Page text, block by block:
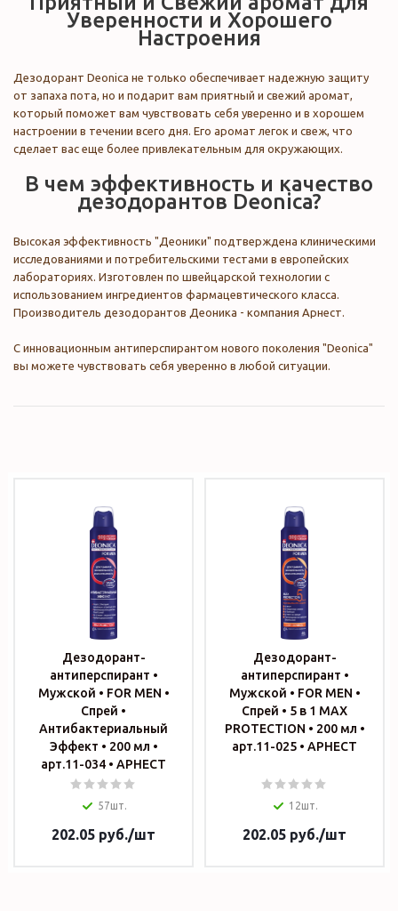
Уверенности и Хорошего
Настроения
Дезодорант Deonica не только обеспечивает надежную защиту
от запаха пота, но и подарит вам приятный и свежий аромат,
который поможет вам чувствовать себя уверенно и в хорошем
настроении в течении всего дня. Его аромат легок и свеж, что
сделает вас еще более привлекательным для окружающих.
В чем эффективность и качество
дезодорантов Deonica?
Высокая эффективность "Деоники" подтверждена клиническими
исследованиями и потребительскими тестами в европейских
лабораториях. Изготовлен по швейцарской технологии с
использованием ингредиентов фармацевтического класса.
Производитель дезодорантов Деоника - компания Арнест.
С инновационным антиперспирантом нового поколения "Deonica"
вы можете чувствовать себя уверенно в любой ситуации.
Дезодорант-
антиперспирант •
Мужской • FOR MEN •
Спрей •
Антибактериальный
Эффект • 200 мл •
арт.11-034 • АРНЕСТ
57шт.
202.05 руб./шт
Дезодорант-
антиперспирант •
Мужской • FOR MEN •
Спрей • 5 в 1 MAX
PROTECTION • 200 мл •
арт.11-025 • АРНЕСТ
12шт.
202.05 руб./шт